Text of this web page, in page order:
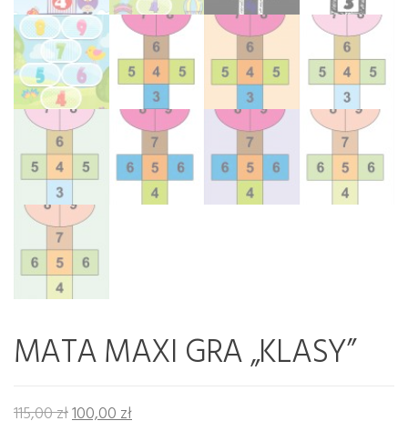
MATA MAXI GRA „KLASY”
115,00złPierwotna cena wynosiła: 115,00 zł.
100,00 złAktualna cena wynosi: 100,00 zł.